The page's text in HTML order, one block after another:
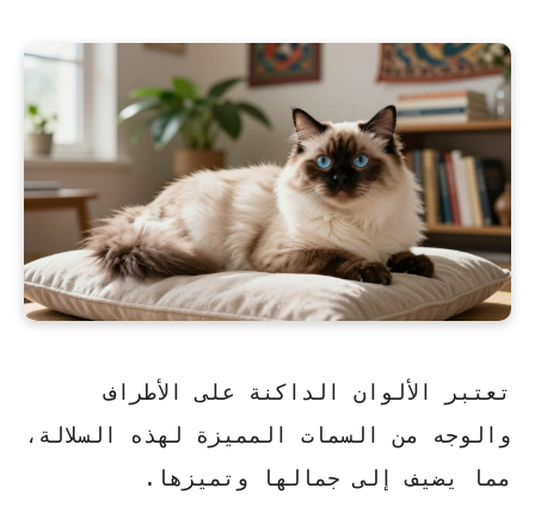
تعتبر الألوان الداكنة على الأطراف
والوجه من السمات المميزة لهذه السلالة،
مما يضيف إلى جمالها وتميزها.